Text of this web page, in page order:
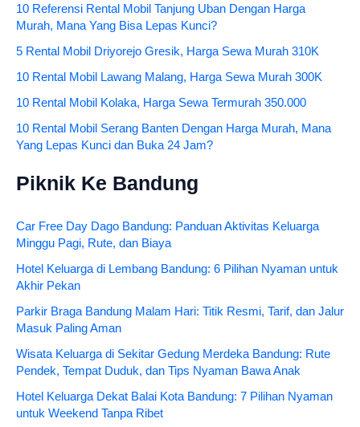
10 Referensi Rental Mobil Tanjung Uban Dengan Harga
Murah, Mana Yang Bisa Lepas Kunci?
5 Rental Mobil Driyorejo Gresik, Harga Sewa Murah 310K
10 Rental Mobil Lawang Malang, Harga Sewa Murah 300K
10 Rental Mobil Kolaka, Harga Sewa Termurah 350.000
10 Rental Mobil Serang Banten Dengan Harga Murah, Mana
Yang Lepas Kunci dan Buka 24 Jam?
Piknik Ke Bandung
Car Free Day Dago Bandung: Panduan Aktivitas Keluarga
Minggu Pagi, Rute, dan Biaya
Hotel Keluarga di Lembang Bandung: 6 Pilihan Nyaman untuk
Akhir Pekan
Parkir Braga Bandung Malam Hari: Titik Resmi, Tarif, dan Jalur
Masuk Paling Aman
Wisata Keluarga di Sekitar Gedung Merdeka Bandung: Rute
Pendek, Tempat Duduk, dan Tips Nyaman Bawa Anak
Hotel Keluarga Dekat Balai Kota Bandung: 7 Pilihan Nyaman
untuk Weekend Tanpa Ribet